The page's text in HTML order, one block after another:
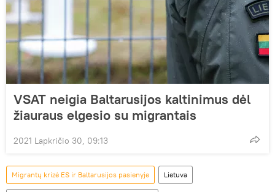
VSAT neigia Baltarusijos kaltinimus dėl
žiauraus elgesio su migrantais
2021 Lapkričio 30, 09:13
Migrantų krizė ES ir Baltarusijos pasienyje Lietuva